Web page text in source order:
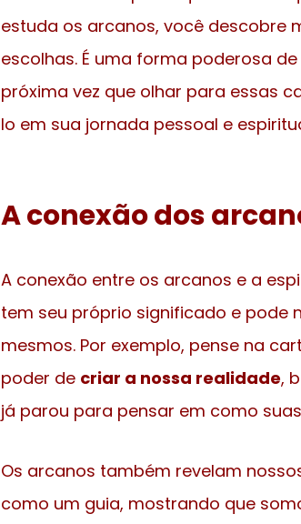
estuda os arcanos, você descobre
escolhas. É uma forma poderosa de
próxima vez que olhar para essas
lo em sua jornada pessoal e
A conexão dos
A conexão entre os arcanos e a
tem seu próprio significado e pode
mesmos. Por exemplo, pense na
poder de criar a nossa realidade,
já parou para pensar em como
Os arcanos também revelam
como um guia, mostrando que